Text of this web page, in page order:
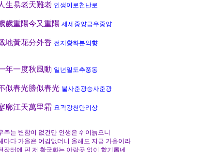
生易老天難老 인생이로천난로
歲重陽今又重陽 세세중양금우중양
地黃花分外香 전지황화분외향
年一度秋風動 일년일도추풍동
似春光勝似春光 불사춘광승사춘광
廓江天萬里霜 요곽강천만리상
주는 변함이 없건만 인생은 쉬이늙으니
마다 가을은 어김없더니 올해도 지금 가을이라
장터에 핀 저 황국화는 아랑곳 없이 향기롭네